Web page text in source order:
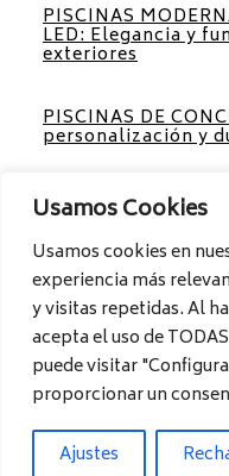
Usamos Cookies
Usamos cookies en
experiencia más
y visitas repetidas. Al
acepta el uso de
puede visitar
proporcionar un
Ajustes
PISCINAS
LED: Elegancia y
exteriores
PISCINAS DE
personalización y
PISCINAS
confort y
PISCINAS PARA
Aprovecha al
Ideas de piscinas